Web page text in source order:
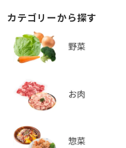
カテゴリーから探す